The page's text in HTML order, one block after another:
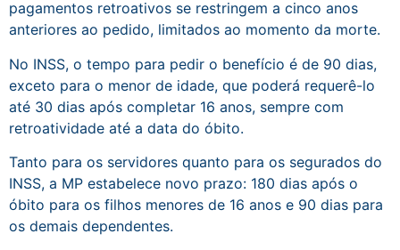
pagamentos retroativos se restringem a cinco anos
anteriores ao pedido, limitados ao momento da morte.
No INSS, o tempo para pedir o benefício é de 90 dias,
exceto para o menor de idade, que poderá requerê-lo
até 30 dias após completar 16 anos, sempre com
retroatividade até a data do óbito.
Tanto para os servidores quanto para os segurados do
INSS, a MP estabelece novo prazo: 180 dias após o
óbito para os filhos menores de 16 anos e 90 dias para
os demais dependentes.